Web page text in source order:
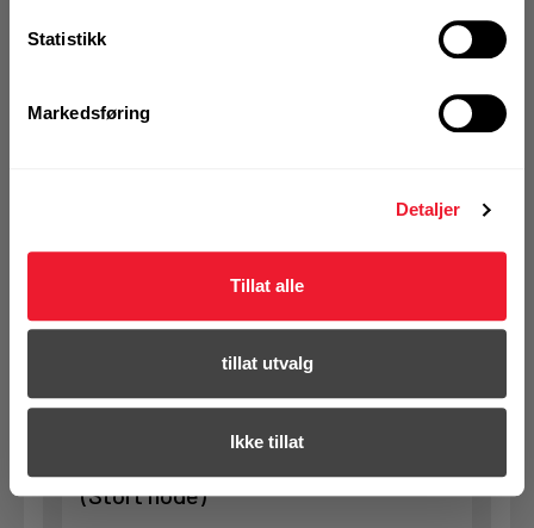
Statistikk
Markedsføring
Detaljer
Tillat alle
tillat utvalg
Ikke tillat
Betongskrue Hilti HUS-P 6X40/5
På nettlager
se din avtalepris
(Stort hode)